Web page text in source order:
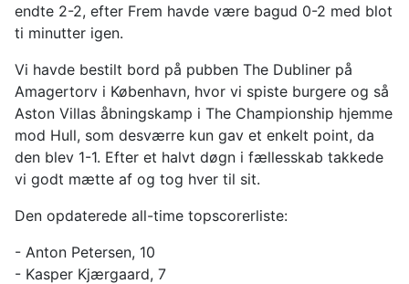
endte 2-2, efter Frem havde være bagud 0-2 med blot
ti minutter igen.
Vi havde bestilt bord på pubben The Dubliner på
Amagertorv i København, hvor vi spiste burgere og så
Aston Villas åbningskamp i The Championship hjemme
mod Hull, som desværre kun gav et enkelt point, da
den blev 1-1. Efter et halvt døgn i fællesskab takkede
vi godt mætte af og tog hver til sit.
Den opdaterede all-time topscorerliste:
- Anton Petersen, 10
- Kasper Kjærgaard, 7